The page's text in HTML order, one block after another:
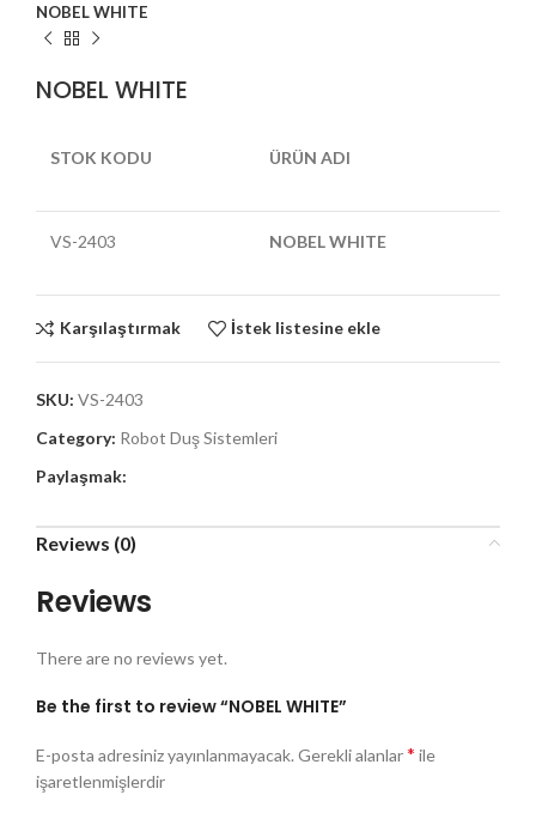
NOBEL WHITE
NOBEL WHITE
STOK KODU ÜRÜN ADI
VS-2403 NOBEL WHITE
Karşılaştırmak İstek listesine ekle
SKU: VS-2403
Category: Robot Duş Sistemleri
Paylaşmak:
Reviews (0)
Reviews
There are no reviews yet.
Be the first to review “NOBEL WHITE”
E-posta adresiniz yayınlanmayacak. Gerekli alanlar* ile
işaretlenmişlerdir